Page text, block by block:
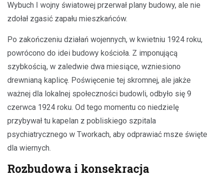
Wybuch I wojny światowej przerwał plany budowy, ale nie
zdołał zgasić zapału mieszkańców.
Po zakończeniu działań wojennych, w kwietniu 1924 roku,
powrócono do idei budowy kościoła. Z imponującą
szybkością, w zaledwie dwa miesiące, wzniesiono
drewnianą kaplicę. Poświęcenie tej skromnej, ale jakże
ważnej dla lokalnej społeczności budowli, odbyło się 9
czerwca 1924 roku. Od tego momentu co niedzielę
przybywał tu kapelan z pobliskiego szpitala
psychiatrycznego w Tworkach, aby odprawiać msze święte
dla wiernych.
Rozbudowa i konsekracja